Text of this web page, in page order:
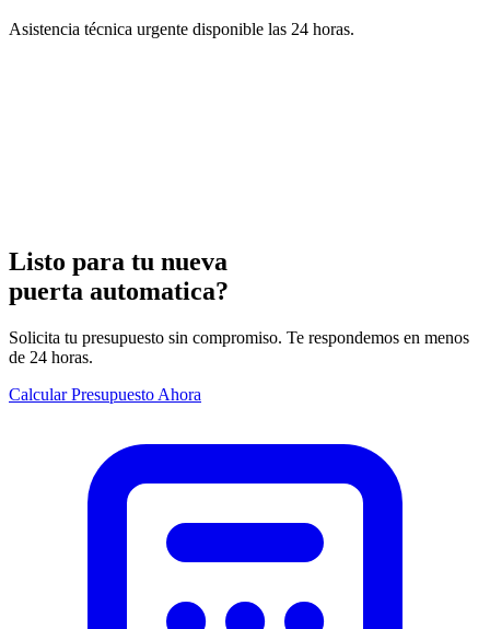
Asistencia técnica urgente disponible las 24 horas.
Listo para tu nueva
puerta automatica?
Solicita tu presupuesto sin compromiso. Te respondemos en menos
de 24 horas.
Calcular Presupuesto Ahora